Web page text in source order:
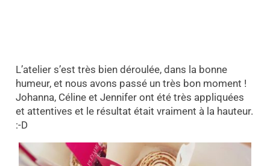
L’atelier s’est très bien déroulée, dans la bonne
humeur, et nous avons passé un très bon moment !
Johanna, Céline et Jennifer ont été très appliquées
et attentives et le résultat était vraiment à la hauteur.
:-D